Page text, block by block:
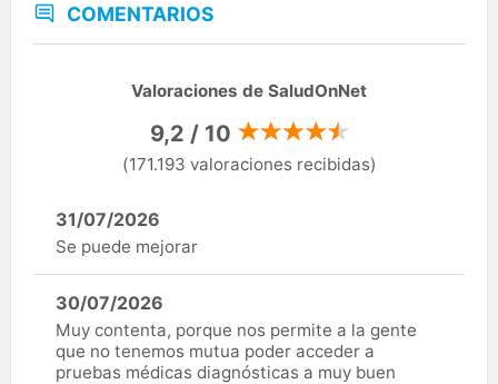
COMENTARIOS
Valoraciones de SaludOnNet
9,2 / 10
(171.193 valoraciones recibidas)
31/07/2026
Se puede mejorar
30/07/2026
Muy contenta, porque nos permite a la gente
que no tenemos mutua poder acceder a
pruebas médicas diagnósticas a muy buen